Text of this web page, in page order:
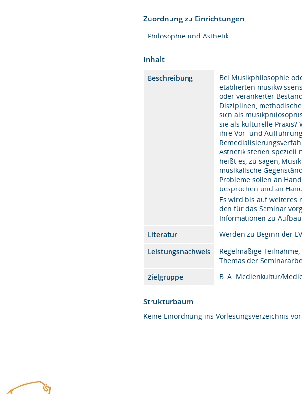
Zuordnung zu Einrichtungen
Philosophie und Ästhetik
Inhalt
Beschreibung
Bei Musikphilosophie
etablierten
oder verankerter
Disziplinen,
sich als
sie als kulturelle
ihre Vor- und
Ästhetik stehen speziell
heißt es, zu sagen,
musikalische
Probleme sollen an
besprochen und an
Es wird bis auf weiteres
den für das Seminar
Informationen zu
Literatur
Werden zu Beginn der
Leistungsnachweis
Regelmäßige
Themas der
Zielgruppe
B. A. Medienkultur/
Strukturbaum
Keine Einordnung ins Vorlesungsverzeichnis